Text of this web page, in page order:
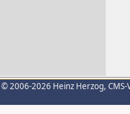
© 2006-2026 Heinz Herzog,